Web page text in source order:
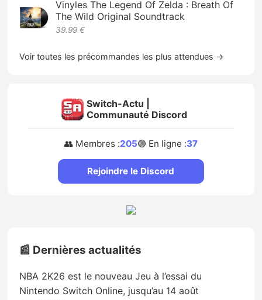
Vinyles The Legend Of Zelda : Breath Of
The Wild Original Soundtrack
39.99 €
Voir toutes les précommandes les plus attendues →
Switch-Actu |
Communauté Discord
👥 Membres :205🟢 En ligne :37
Rejoindre le Discord
📰 Dernières actualités
NBA 2K26 est le nouveau Jeu à l’essai du
Nintendo Switch Online, jusqu’au 14 août